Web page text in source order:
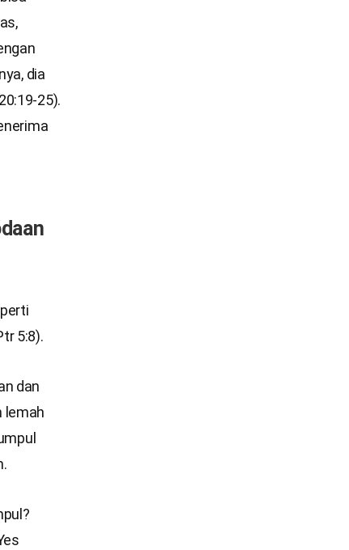
dia
25).
5:8).
dan
lemah